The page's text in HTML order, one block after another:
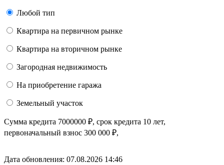
Любой тип
Квартира на первичном рынке
Квартира на вторичном рынке
Загородная недвижимость
На приобретение гаража
Земельный участок
Сумма кредита 7000000 ₽, срок кредита 10 лет,
первоначальный взнос 300 000 ₽,
Дата обновления: 07.08.2026 14:46